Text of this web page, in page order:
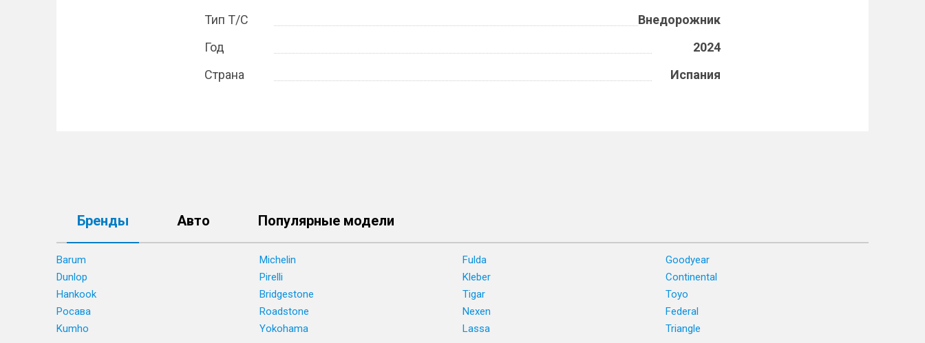
Тип Т/С
Внедорожник
Год
2024
Страна
Испания
Бренды Авто Популярные модели
Barum Michelin Fulda
Goodyear
Dunlop
Pirelli Kleber
Continental
Hankook
Bridgestone Tigar
Toyo
Росава
Roadstone Nexen
Federal
Kumho
Yokohama Lassa Triangle